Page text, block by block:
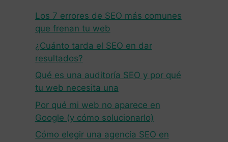
Los 7 errores de SEO más comunes
que frenan tu web
¿Cuánto tarda el SEO en dar
resultados?
Qué es una auditoría SEO y por qué
tu web necesita una
Por qué mi web no aparece en
Google (y cómo solucionarlo)
Cómo elegir una agencia SEO en